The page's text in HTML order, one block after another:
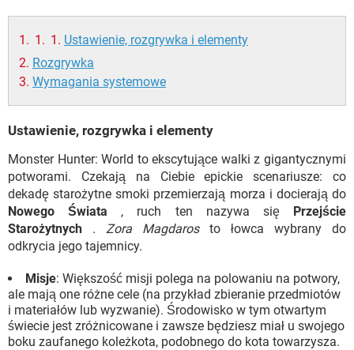
Ustawienie, rozgrywka i elementy
Rozgrywka
Wymagania systemowe
Ustawienie, rozgrywka i elementy
Monster Hunter: World to ekscytujące walki z gigantycznymi
potworami. Czekają na Ciebie epickie scenariusze: co
dekadę starożytne smoki przemierzają morza i docierają do
Nowego Świata , ruch ten nazywa się Przejście
Starożytnych . Zora Magdarosto łowca wybrany do
odkrycia jego tajemnicy.
Misje: Większość misji polega na polowaniu na potwory,
ale mają one różne cele (na przykład zbieranie przedmiotów
i materiałów lub wyzwanie). Środowisko w tym otwartym
świecie jest zróżnicowane i zawsze będziesz miał u swojego
boku zaufanego koleżkota, podobnego do kota towarzysza.